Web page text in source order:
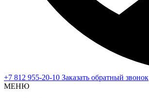
+7 812 955-20-10 Заказать обратный звонок
МЕНЮ